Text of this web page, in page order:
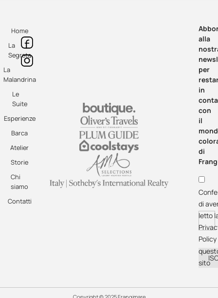
Home
La
Segreta
La
Malandrina
Le
Suite
Esperienze
Barca
Atelier
Storie
Chi
siamo
Contatti
alla
per
in
con
il
di
di
letto
Policy
sito